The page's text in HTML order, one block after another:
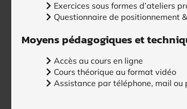
Exercices sous formes d’ateliers
Questionnaire de positionnement
Moyens pédagogiques et
Accès au cours en ligne
Cours théorique au format vidéo
Assistance par téléphone, mail ou